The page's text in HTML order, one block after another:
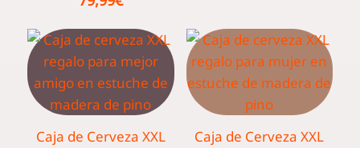
Caja de Cerveza XXL
Caja de Cerveza XXL